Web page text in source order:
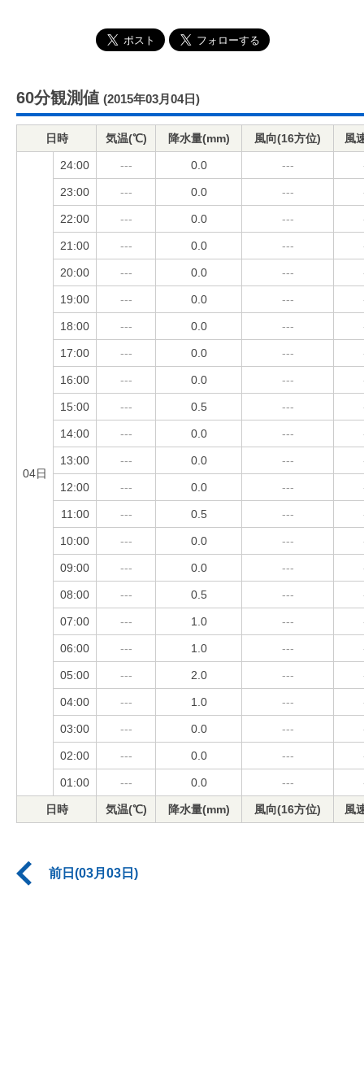
60分観測値 (2015年03月04日)
日時 気温(℃) 降水量(mm) 風向(16方位) 風
04日
24:00 --- 0.0 ---
23:00 --- 0.0 ---
22:00 --- 0.0 ---
21:00 --- 0.0 ---
20:00 --- 0.0 ---
19:00 --- 0.0 ---
18:00 --- 0.0 ---
17:00 --- 0.0 ---
16:00 --- 0.0 ---
15:00 --- 0.5 ---
14:00 --- 0.0 ---
13:00 --- 0.0 ---
12:00 --- 0.0 ---
11:00 --- 0.5 ---
10:00 --- 0.0 ---
09:00 --- 0.0 ---
08:00 --- 0.5 ---
07:00 --- 1.0 ---
06:00 --- 1.0 ---
05:00 --- 2.0 ---
04:00 --- 1.0 ---
03:00 --- 0.0 ---
02:00 --- 0.0 ---
01:00 --- 0.0 ---
日時 気温(℃) 降水量(mm) 風向(16方位) 風
前日(03月03日)